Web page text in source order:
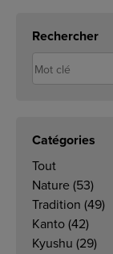
Rechercher
Catégories
Tout
Nature (53)
Tradition (49)
Kanto (42)
Kyushu (29)